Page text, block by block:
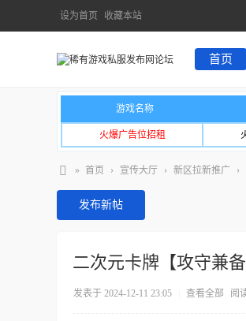
设为首页 收藏本站
首页
游戏名称
火爆广告位招租
» 首页 › 宣传大厅 › 新区拉新推广 ›
发布新帖
二次元卡牌【攻守兼
发表于 2024-12-11 23:05 查看全部 阅